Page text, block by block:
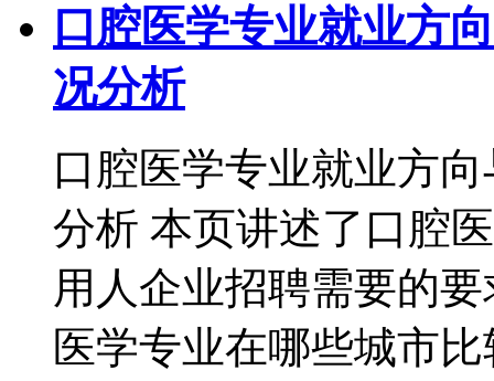
口腔医学专业就业方
况分析
口腔医学专业就业方
分析 本页讲述了口腔
用人企业招聘需要的
医学专业在哪些城市